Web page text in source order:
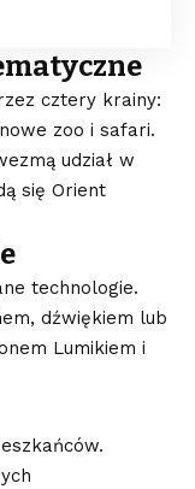
cztery krainy:
zoo i safari.
udział w
się Orient
technologie.
dźwiękiem lub
Lumikiem i